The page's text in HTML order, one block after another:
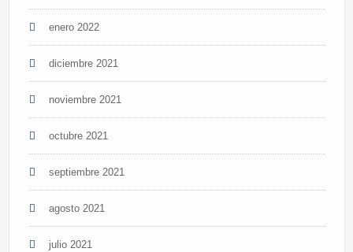
enero 2022
diciembre 2021
noviembre 2021
octubre 2021
septiembre 2021
agosto 2021
julio 2021